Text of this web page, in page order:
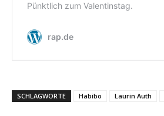
SCHLAGWORTE Habibo Laurin Auth